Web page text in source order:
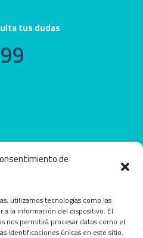
de
utilizamos tecnologías como las
a la información del dispositivo. El
nos permitirá procesar datos como el
identificaciones únicas en este sitio.
tus dudas